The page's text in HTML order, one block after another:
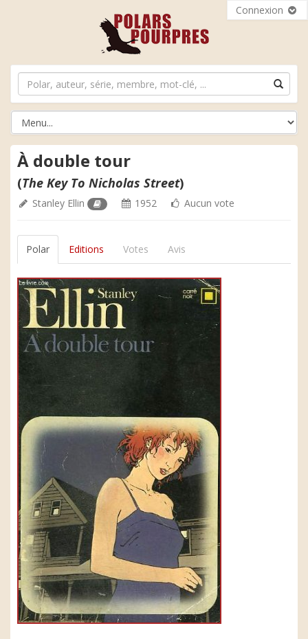
Connexion
À double tour
(The Key To Nicholas Street)
Stanley Ellin 1952 Aucun vote
Polar Editions Votes Avis